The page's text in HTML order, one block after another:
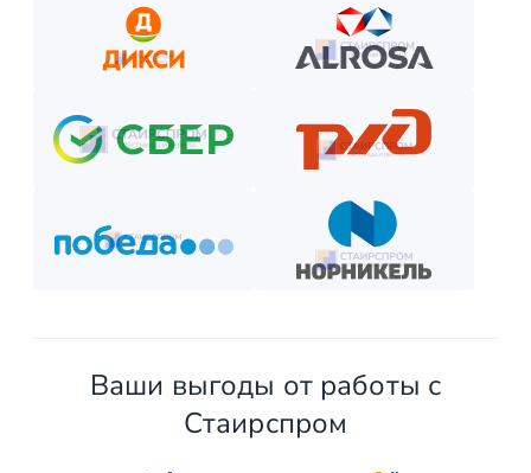
Внесите предоплату (если требуется).
Отслеживайте этапы производства и монтажа.
и наслаждайтесь новой конструкцией!
Ваши выгоды от работы с
Стаирспром